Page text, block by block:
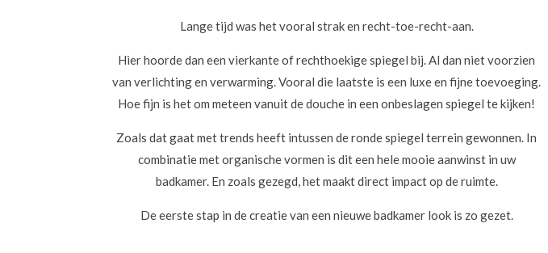
Lange tijd was het vooral strak en recht-toe-recht-aan.
Hier hoorde dan een vierkante of rechthoekige spiegel bij. Al dan niet voorzien
van verlichting en verwarming. Vooral die laatste is een luxe en fijne toevoeging.
Hoe fijn is het om meteen vanuit de douche in een onbeslagen spiegel te kijken!
Zoals dat gaat met trends heeft intussen de ronde spiegel terrein gewonnen. In
combinatie met organische vormen is dit een hele mooie aanwinst in uw
badkamer. En zoals gezegd, het maakt direct impact op de ruimte.
De eerste stap in de creatie van een nieuwe badkamer look is zo gezet.